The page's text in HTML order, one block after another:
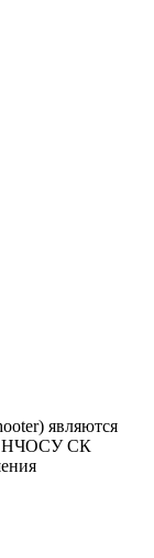
являются
НЧОСУ СК